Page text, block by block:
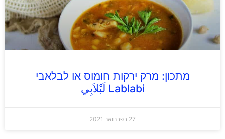
מתכון: מרק ירקות חומוס או לבלאבי
Lablabi لَبْلاَبِي
27 בפברואר 2021